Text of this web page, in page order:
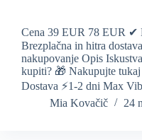
Cena 39 EUR 78 EUR ✔
Brezplačna in hitra
nakupovanje Opis
kupiti? 🎁 Nakupujte
Dostava ⚡️1-2 dni Max
Mia Kovačič
24